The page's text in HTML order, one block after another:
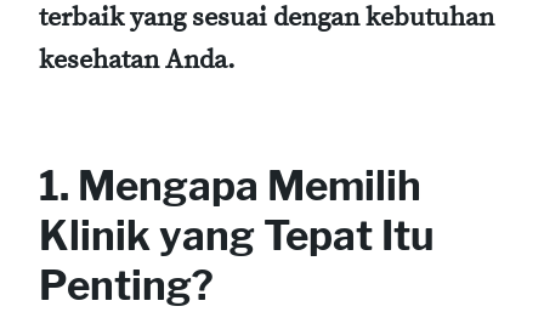
terbaik yang sesuai dengan kebutuhan
kesehatan Anda.
1. Mengapa Memilih
Klinik yang Tepat Itu
Penting?